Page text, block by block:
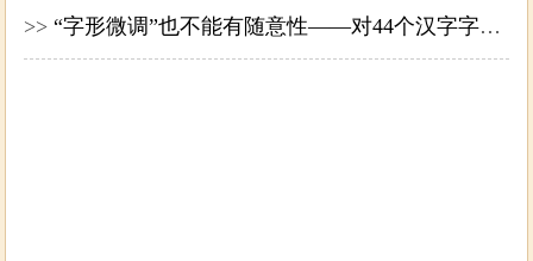
>>“字形微调”也不能有随意性——对44个汉字字形微调的看法